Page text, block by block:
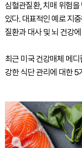
심혈관질환, 치매 위험
있다. 대표적인 예로 지
질환과 대사 및 뇌 건강
최근 미국 건강매체 메
강한 식단 관리에 대한 5